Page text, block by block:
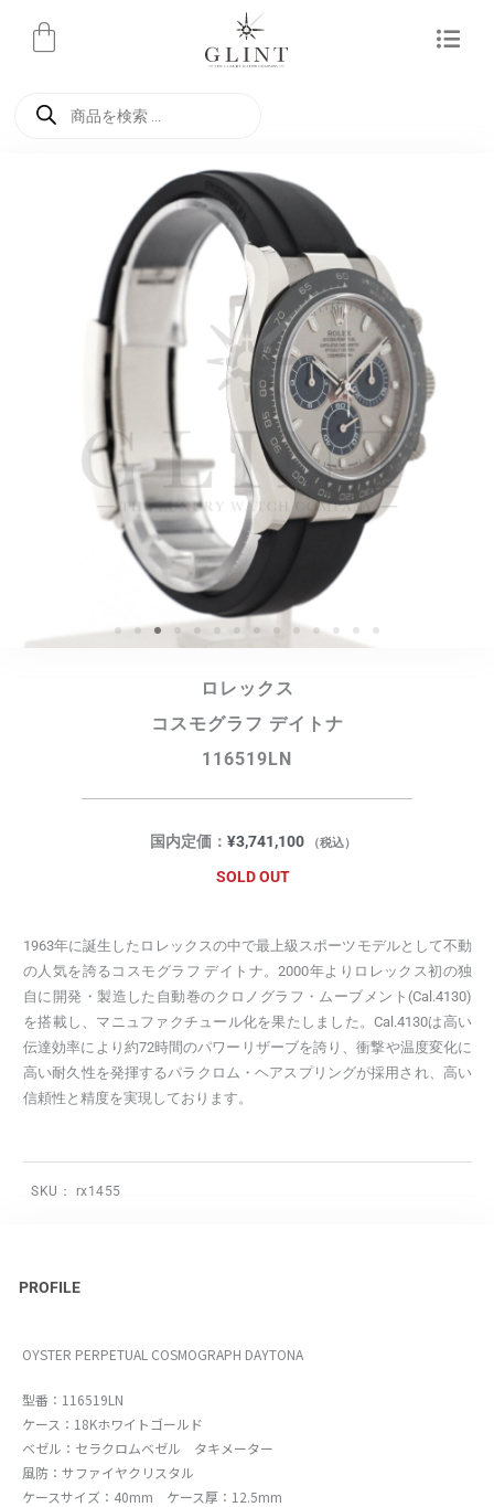
ロレックス
コスモグラフ デイトナ
116519LN
国内定価： ¥3,741,100 （税込）
SOLD OUT
1963年に誕生したロレックスの中で最上級スポーツモデルとして不動
の人気を誇るコスモグラフ デイトナ。2000年よりロレックス初の独
自に開発・製造した自動巻のクロノグラフ・ムーブメント(Cal.4130)
を搭載し、マニュファクチュール化を果たしました。Cal.4130は高い
伝達効率により約72時間のパワーリザーブを誇り、衝撃や温度変化に
高い耐久性を発揮するパラクロム・ヘアスプリングが採用され、高い
信頼性と精度を実現しております。
SKU： rx1455
PROFILE
OYSTER PERPETUAL COSMOGRAPH DAYTONA
型番：116519LN
ケース：18Kホワイトゴールド
ベゼル：セラクロムベゼル タキメーター
風防：サファイヤクリスタル
ケースサイズ：40mm ケース厚：12.5mm